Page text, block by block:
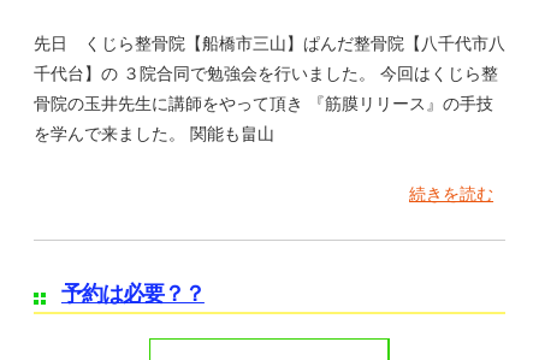
先日 くじら整骨院【船橋市三山】ぱんだ整骨院【八千代市八
千代台】の ３院合同で勉強会を行いました。 今回はくじら整
骨院の玉井先生に講師をやって頂き 『筋膜リリース』の手技
を学んで来ました。 関能も畠山
続きを読む
予約は必要？？